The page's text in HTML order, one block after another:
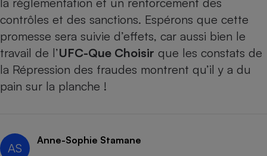
contrôles et des sanctions. Espérons que cette
promesse sera suivie d’effets, car aussi bien le
travail de l’UFC-Que Choisir que les constats de
la Répression des fraudes montrent qu’il y a du
pain sur la planche !
AS
Anne-Sophie Stamane